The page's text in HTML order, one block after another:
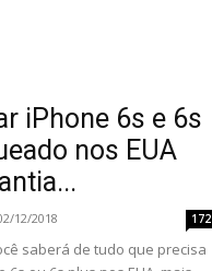
iPhone 6s e 6s
nos EUA
12/2018 172
saberá de tudo que precisa